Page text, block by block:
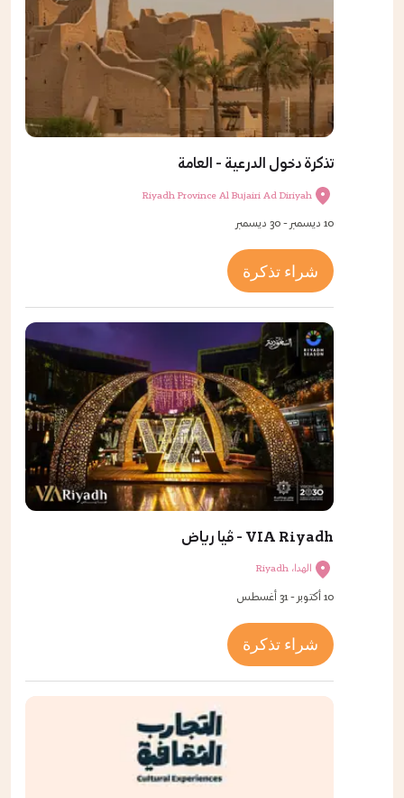
تذكرة دخول الدرعية - العامة
Riyadh Province Al Bujairi Ad Diriyah
10 ديسمبر - 30 ديسمبر
شراء تذكرة
VIA Riyadh - ڤيا رياض
الهدا، Riyadh
10 أكتوبر - 31 أغسطس
شراء تذكرة